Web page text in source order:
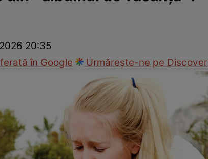
20:35
în Google
Urmărește-ne pe Discover